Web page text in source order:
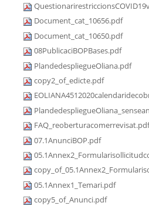
Document_cat_10656.pdf
Document_cat_10650.pdf
08PublicaciBOPBases.pdf
PlandedespliegueOliana.pdf
copy2_of_edicte.pdf
FAQ_reoberturacomerrevisat.pdf
07.1AnunciBOP.pdf
05.1Annex1_Temari.pdf
copy5_of_Anunci.pdf